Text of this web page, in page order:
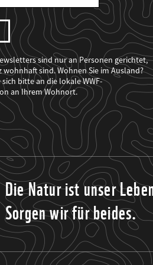
sind nur an Personen gerichtet,
wohnhaft sind. Wohnen Sie im Ausland?
bitte an die lokale WWF-
an Ihrem Wohnort.
Die Natur ist unser
Sorgen wir für beides.